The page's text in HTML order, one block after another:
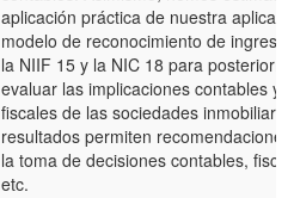
aplicación práctica de nuestra
modelo de reconocimiento de
la NIIF 15 y la NIC 18 para
evaluar las implicaciones contables y
fiscales de las sociedades
resultados permiten
la toma de decisiones contables,
etc.